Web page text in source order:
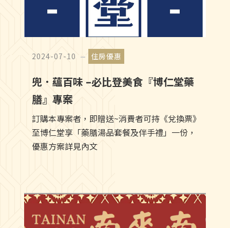
2024-07-10 住房優惠
兜．蘊百味 –必比登美食『博仁堂藥
膳』專案
訂購本專案者，即贈送~消費者可持《兌換票》
至博仁堂享「藥膳湯品套餐及伴手禮」一份，
優惠方案詳見內文